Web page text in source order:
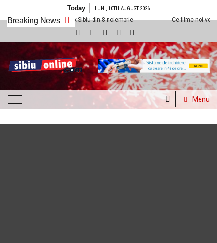
Today LUNI, 10TH AUGUST 2026
Breaking News
Cineplexx Sibiu din 8 noiembrie Ce filme noi vedem la Cineplexx
SibiuOnline.com
… locatii si evenimente din
Sibiu!!!
Menu